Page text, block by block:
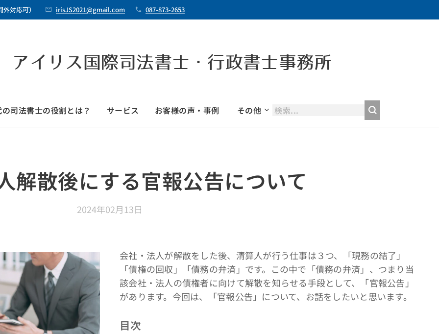
対応可） irisJS2021@gmail.com 087-873-2653
イリス国際司法書士・行政書士事務所
司法書士の役割とは？ サービス お客様の声・事例 その他
解散後にする官報公告について
2024年02月13日
会社・法人が解散をした後、清算人が行う仕事は３つ、「現務の結了」
「債権の回収」「債務の弁済」です。この中で「債務の弁済」、つまり当
該会社・法人の債権者に向けて解散を知らせる手段として、「官報公告」
があります。今回は、「官報公告」について、お話をしたいと思います。
目次